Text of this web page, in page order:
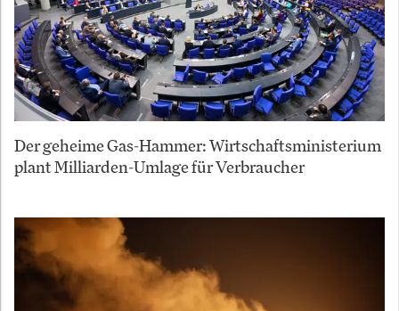
Der geheime Gas-Hammer: Wirtschaftsministerium
plant Milliarden-Umlage für Verbraucher